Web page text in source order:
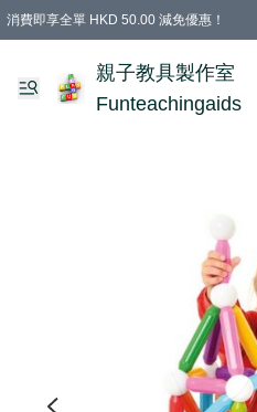
消費即享全單 HKD 50.00 減免優惠！
購物滿 HKD 699.00即享免運費優惠！（
凡購物滿HKD 699.00，即享免費禮品
親子教具製作室
Funteachingaids